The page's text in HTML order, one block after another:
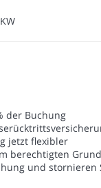
der Buchung
jetzt flexibler
berechtigten Grund
und stornieren